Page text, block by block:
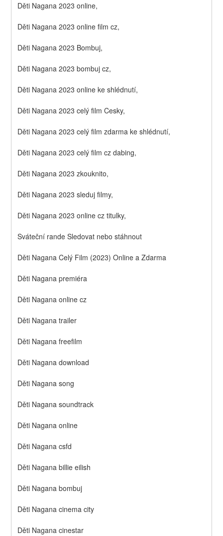
Děti Nagana 2023 online,
Děti Nagana 2023 online film cz,
Děti Nagana 2023 Bombuj,
Děti Nagana 2023 bombuj cz,
Děti Nagana 2023 online ke shlédnutí,
Děti Nagana 2023 celý film Cesky,
Děti Nagana 2023 celý film zdarma ke shlédnutí,
Děti Nagana 2023 celý film cz dabing,
Děti Nagana 2023 zkouknito,
Děti Nagana 2023 sleduj filmy,
Děti Nagana 2023 online cz titulky,
Sváteční rande Sledovat nebo stáhnout
Děti Nagana Celý Film (2023) Online a Zdarma
Děti Nagana premiéra
Děti Nagana online cz
Děti Nagana trailer
Děti Nagana freefilm
Děti Nagana download
Děti Nagana song
Děti Nagana soundtrack
Děti Nagana online
Děti Nagana csfd
Děti Nagana billie eilish
Děti Nagana bombuj
Děti Nagana cinema city
Děti Nagana cinestar